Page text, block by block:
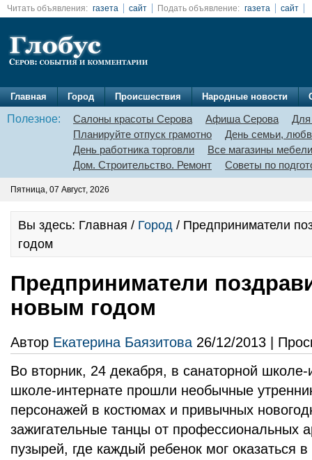
Читать объявления: газета сайт Подать объявление: газета сайт
Главная Город Происшествия Народные новости
Полезное: Салоны красоты Серова Афиша Серова
Для
Планируйте отпуск грамотно
День семьи,
День работника торговли
Все магазины мебели
Дом. Строительство. Ремонт
Советы по
Пятница, 07 Август, 2026
Вы здесь: Главная / Город / Предприниматели
годом
Предприниматели
новым годом
Автор Екатерина Баязитова 26/12/2013 |
Во вторник, 24 декабря, в санаторной школе-
школе-интернате прошли необычные
персонажей в костюмах и привычных
зажигательные танцы от профессиональных
пузырей, где каждый ребенок мог оказаться